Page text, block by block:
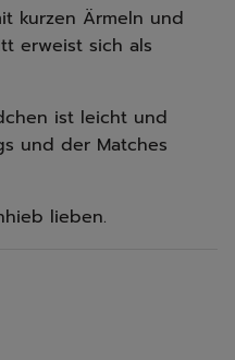
kurzen Ärmeln und
erweist sich als
ist leicht und
und der Matches
lieben.